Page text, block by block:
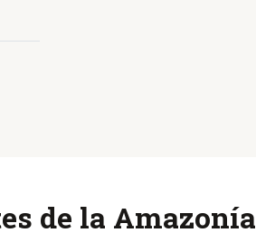
de la Amazonía